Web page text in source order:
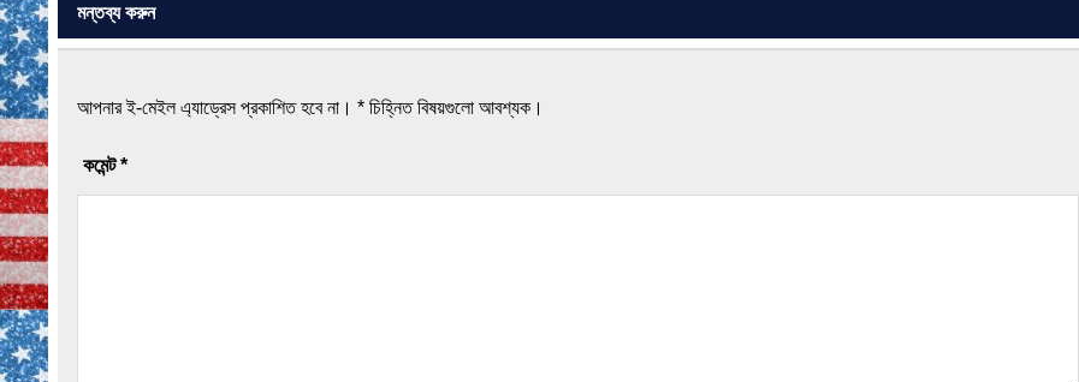
মন্তব্য করুন
আপনার ই-মেইল এ্যাড্রেস প্রকাশিত হবে না। * চিহ্নিত বিষয়গুলো আবশ্যক।
কমেন্ট*